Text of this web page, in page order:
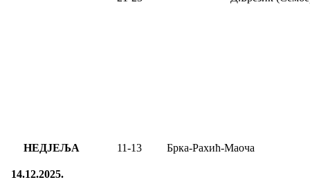
НЕДЈЕЉА
14.12.2025.
11-13 Брка-Рахић-Маоча